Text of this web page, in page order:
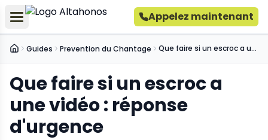
Appelez maintenant
AccueilGuides Prevention du Chantage Que faire si un escroc a une vidéo : réponse d'urgence
Que faire si un escroc a
une vidéo : réponse
d'urgence